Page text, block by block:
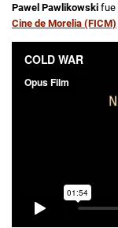
Pawel Pawlikowski fue
Cine de Morelia (FICM)